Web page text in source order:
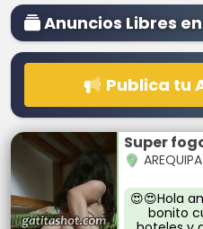
Anuncios Libres
Publica tu
Super
AREQUIPA
😍😍Hola
bonito